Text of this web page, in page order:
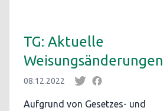
TG: Aktuelle
Weisungsänderungen
08.12.2022
Aufgrund von Gesetzes- und